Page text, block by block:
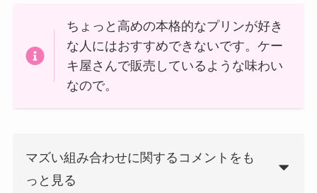
ちょっと高めの本格的なプリンが好き
な人にはおすすめできないです。ケー
キ屋さんで販売しているような味わい
なので。
マズい組み合わせに関するコメントをも
っと見る